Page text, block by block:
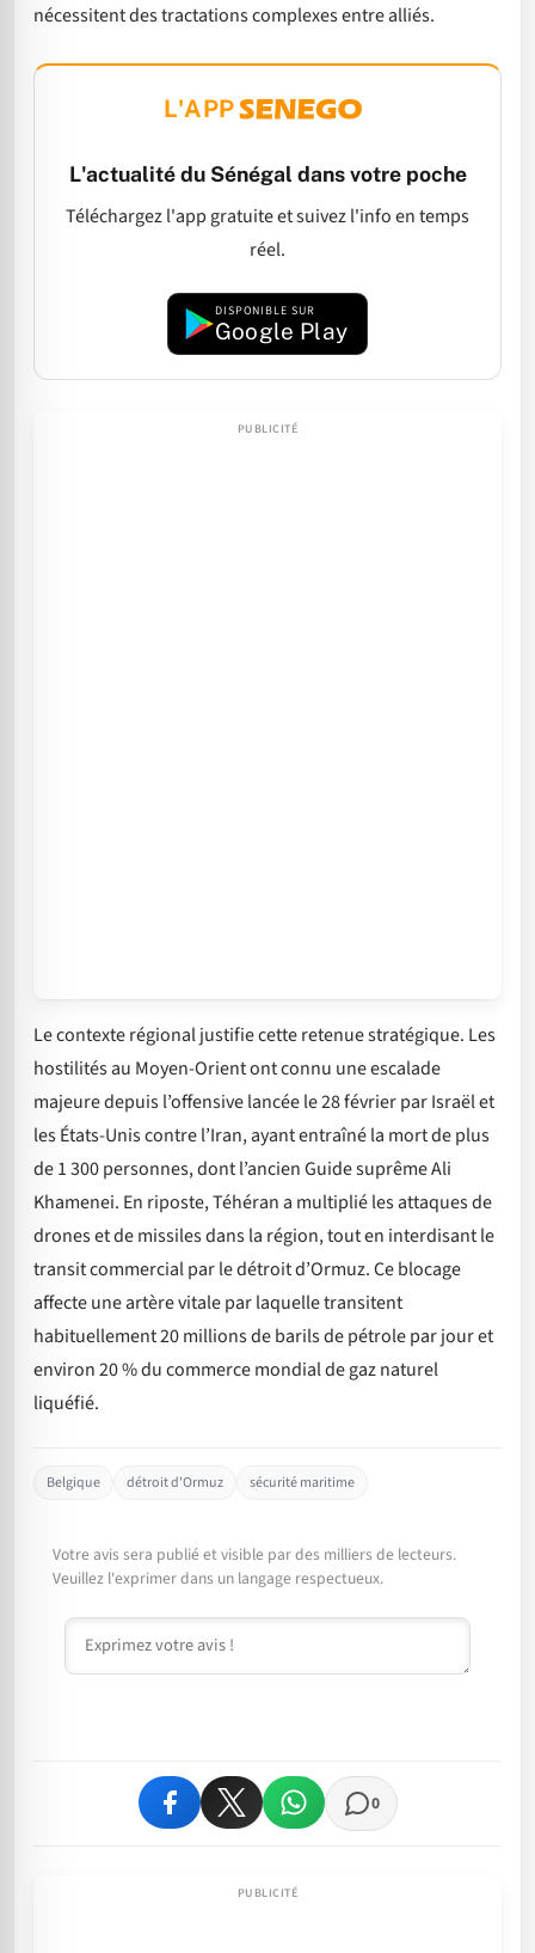
nécessitent des tractations complexes entre alliés.
L'APP
L'actualité du Sénégal dans votre poche
Téléchargez l'app gratuite et suivez l'info en temps
réel.
DISPONIBLE SUR
Google Play
Le contexte régional justifie cette retenue stratégique. Les
hostilités au Moyen-Orient ont connu une escalade
majeure depuis l’offensive lancée le 28 février par Israël et
les États-Unis contre l’Iran, ayant entraîné la mort de plus
de 1 300 personnes, dont l’ancien Guide suprême Ali
Khamenei. En riposte, Téhéran a multiplié les attaques de
drones et de missiles dans la région, tout en interdisant le
transit commercial par le détroit d’Ormuz. Ce blocage
affecte une artère vitale par laquelle transitent
habituellement 20 millions de barils de pétrole par jour et
environ 20 % du commerce mondial de gaz naturel
liquéfié.
Belgique détroit d'Ormuz sécurité maritime
Votre avis sera publié et visible par des milliers de lecteurs.
Veuillez l'exprimer dans un langage respectueux.
Commentaire
0